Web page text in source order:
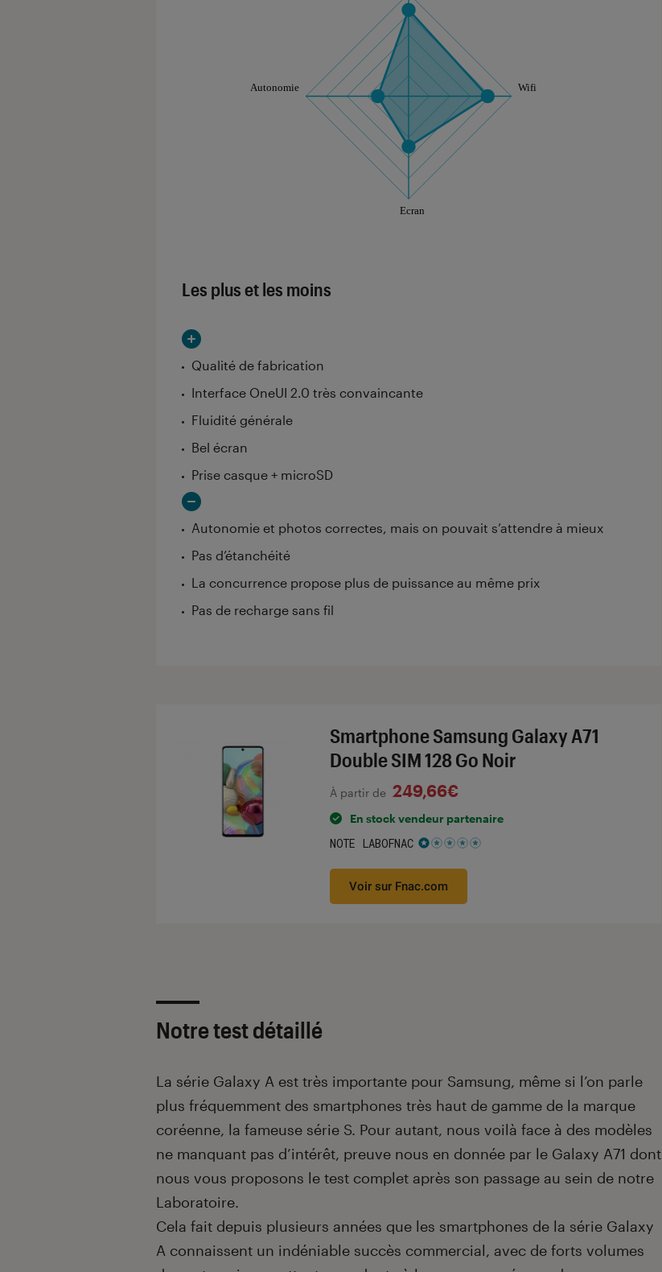
Les plus et les moins
Qualité de fabrication
Interface OneUI 2.0 très convaincante
Fluidité générale
Bel écran
Prise casque + microSD
Autonomie et photos correctes, mais on pouvait s’attendre à mieux
Pas d’étanchéité
La concurrence propose plus de puissance au même prix
Pas de recharge sans fil
Smartphone Samsung Galaxy A71
Double SIM 128 Go Noir
À partir de 249,66€
En stock vendeur partenaire
NOTE LABOFNAC
Noté 1 étoiles sur 5
Voir sur Fnac.com
Notre test détaillé
La série Galaxy A est très importante pour Samsung, même si l’on parle
plus fréquemment des smartphones très haut de gamme de la marque
coréenne, la fameuse série S. Pour autant, nous voilà face à des modèles
ne manquant pas d’intérêt, preuve nous en donnée par le Galaxy A71 dont
nous vous proposons le test complet après son passage au sein de notre
Laboratoire.
Cela fait depuis plusieurs années que les smartphones de la série Galaxy
A connaissent un indéniable succès commercial, avec de forts volumes